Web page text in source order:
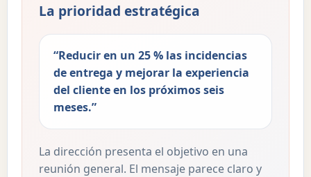
La prioridad estratégica
“Reducir en un 25 % las incidencias
de entrega y mejorar la experiencia
del cliente en los próximos seis
meses.”
La dirección presenta el objetivo en una
reunión general. El mensaje parece claro y